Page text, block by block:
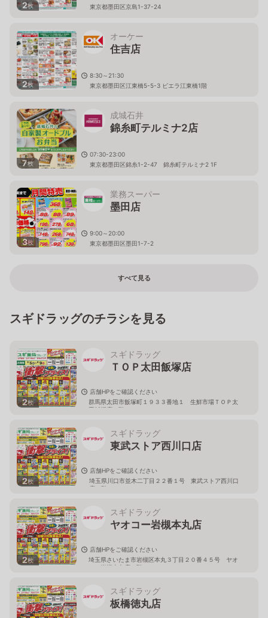
2枚 東京都墨田区京島1-37-24
2枚
オーケー
住吉店
8:30～21:30
東京都墨田区江東橋5-5-3 ビエラ江東橋1階
7枚
成城石井
錦糸町テルミナ2店
07:30-23:00
東京都墨田区錦糸1-2-47 錦糸町テルミナ2 1F
3枚
業務スーパー
墨田店
9:00～20:00
東京都墨田区墨田1-7-2
すべて見る
スギドラッグのチラシを見る
2枚
スギドラッグ
ＴＯＰ太田飯塚店
店舗HPをご確認ください
群馬県太田市飯塚町１９３３番地１ 生鮮市場ＴＯＰ太
田飯塚店１階
2枚
スギドラッグ
東武ストア西川口店
店舗HPをご確認ください
埼玉県川口市並木二丁目２２番１号 東武ストア西川口
店２階
2枚
スギドラッグ
ヤオコー岩槻本丸店
店舗HPをご確認ください
埼玉県さいたま市岩槻区本丸３丁目２０番４５号 ヤオ
コー岩槻本丸店２階
スギドラッグ
板橋徳丸店